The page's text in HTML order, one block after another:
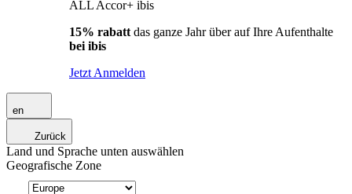
ALL Accor+ ibis
15% rabatt das ganze Jahr über auf Ihre Aufenthalte
bei ibis
Jetzt Anmelden
en
Zurück
Land und Sprache unten auswählen
Geografische Zone